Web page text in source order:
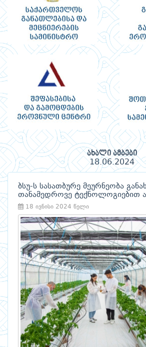
ახალი ამბები
18.06.2024
ბსუ-ს სასათბურე მეურნეობა
თანამედროვე ტექნოლოგიებით
18 ივნისი 2024 წელი